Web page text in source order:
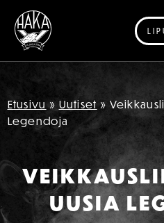
Siirry sisältöön
Etusivu » Uutiset »
Legendoja
UUSIA